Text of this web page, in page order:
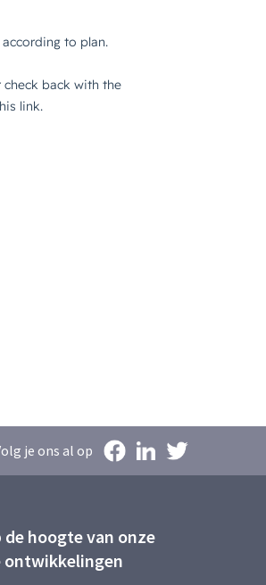
je ons al op
de hoogte van onze
ontwikkelingen